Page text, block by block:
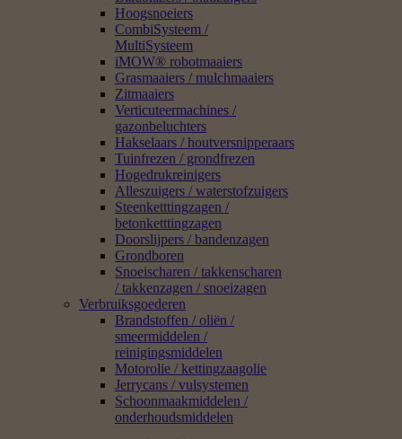
Hoogsnoeiers
CombiSysteem /
MultiSysteem
iMOW® robotmaaiers
Grasmaaiers / mulchmaaiers
Zitmaaiers
Verticuteermachines /
gazonbeluchters
Hakselaars / houtversnipperaars
Tuinfrezen / grondfrezen
Hogedrukreinigers
Alleszuigers / waterstofzuigers
Steenketttingzagen /
betonketttingzagen
Doorslijpers / bandenzagen
Grondboren
Snoeischaren / takkenscharen
/ takkenzagen / snoeizagen
Verbruiksgoederen
Brandstoffen / oliën /
smeermiddelen /
reinigingsmiddelen
Motorolie / kettingzaagolie
Jerrycans / vulsystemen
Schoonmaakmiddelen /
onderhoudsmiddelen